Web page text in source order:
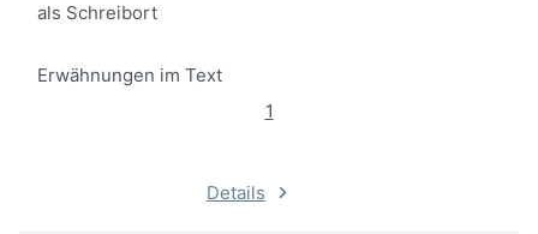
als Schreibort
Erwähnungen im Text
1
Details